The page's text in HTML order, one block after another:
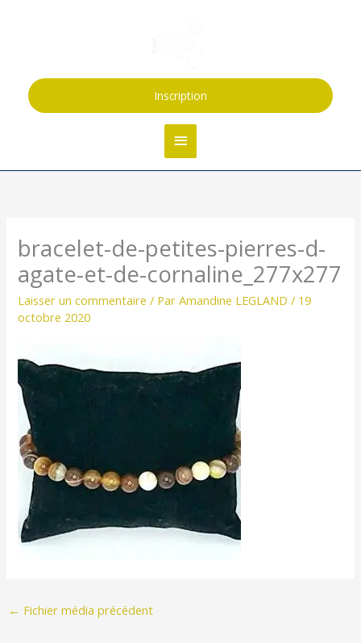
Inscription
bracelet-de-petites-pierres-d-
agate-et-de-cornaline_277x277
Laisser un commentaire / ParAmandine LEGLAND/ 19
octobre 2020
← Fichier média précédent